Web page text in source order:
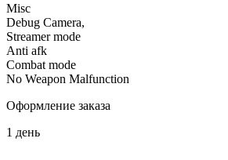
Misc
Debug Camera,
Streamer mode
Anti afk
Combat mode
No Weapon Malfunction
Оформление заказа
1 день